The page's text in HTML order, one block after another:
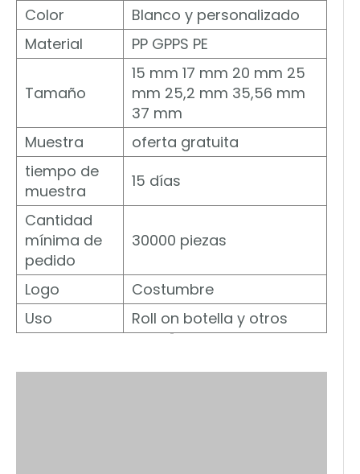
Color
Blanco y personalizado
Material
PP GPPS PE
Tamaño
15 mm 17 mm 20 mm 25
mm 25,2 mm 35,56 mm
37 mm
Muestra
oferta gratuita
tiempo de
muestra
15 días
Cantidad
mínima de
pedido
30000 piezas
Logo
Costumbre
Uso
Roll on botella y otros